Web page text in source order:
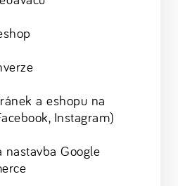
a eshopu na
Instagram)
nastavba Google